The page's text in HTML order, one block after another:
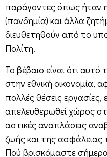
παράγοντες όπως ήταν η
(πανδημία) και άλλα
διευθετηθούν από το
Πολίτη.
Το βέβαιο είναι ότι
στην εθνική οικονομία,
πολλές θέσεις
απελευθερωθεί χώρος
αστικές αναπλάσεις
ζωής και της ασφάλειας
Πού βρισκόμαστε